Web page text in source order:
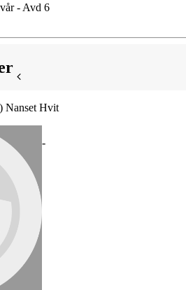
- Avd 6
Nanset Hvit
-